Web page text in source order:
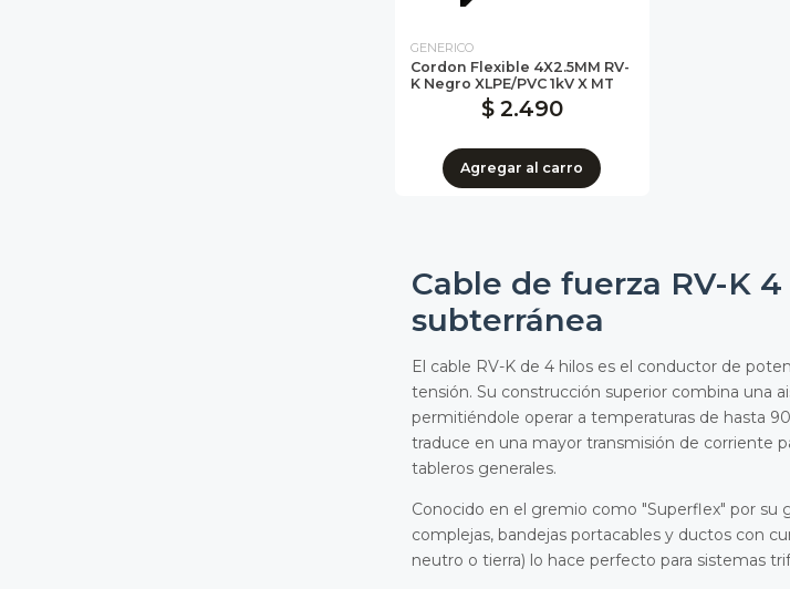
GENERICO
Cordon Flexible 4X2.5MM RV-
K Negro XLPE/PVC 1kV X MT
$ 2.490
Agregar al carro
Cable de fuerza RV-K
subterránea
El cable RV-K de 4 hilos es el conductor de
tensión. Su construcción superior combina una
permitiéndole operar a temperaturas de hasta
traduce en una mayor transmisión de corriente
tableros generales.
Conocido en el gremio como "Superflex" por su
complejas, bandejas portacables y ductos con
neutro o tierra) lo hace perfecto para sistemas